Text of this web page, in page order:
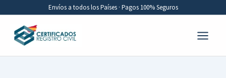
contenido
Envíos a todos los Países · Pagos 100% Seguros